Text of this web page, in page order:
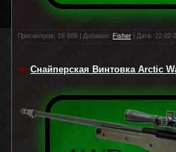
Просмотров: 16 969 | Добавил: Fisher | Дата: 22-
Снайперская Винтовка Arctic